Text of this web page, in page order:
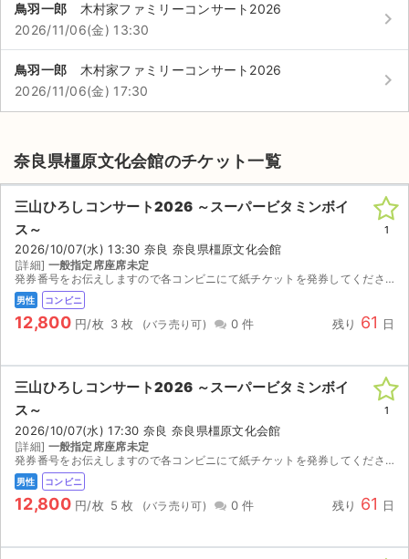
チケットジャムの取り組み
音楽情報
鳥羽一郎
木村家ファミリーコンサート2026
2026/11/06(金) 13:30
keyboard_arrow_right
鳥羽一郎
木村家ファミリーコンサート2026
2026/11/06(金) 17:30
keyboard_arrow_right
奈良県橿原文化会館のチケット一覧
三山ひろしコンサート2026 ～スーパービタミンボイ
ス～
2026/10/07(水) 13:30 奈良 奈良県橿原文化会館
[詳細] 一般指定席座席未定
発券番号をお伝えしますので各コンビニにて紙チケットを発券してください。お座席は紙チケットを発券してみないと分かりませんのでご検討宜しくお願い致します。
男性 コンビニ
12,800 円/枚 3 枚 0 件 残り 61 日
1
三山ひろしコンサート2026 ～スーパービタミンボイ
ス～
2026/10/07(水) 17:30 奈良 奈良県橿原文化会館
[詳細] 一般指定席座席未定
発券番号をお伝えしますので各コンビニにて紙チケットを発券してください。お座席は紙チケットを発券してみないと分かりませんのでご検討宜しくお願い致します。
男性 コンビニ
12,800 円/枚 5 枚 0 件 残り 61 日
1